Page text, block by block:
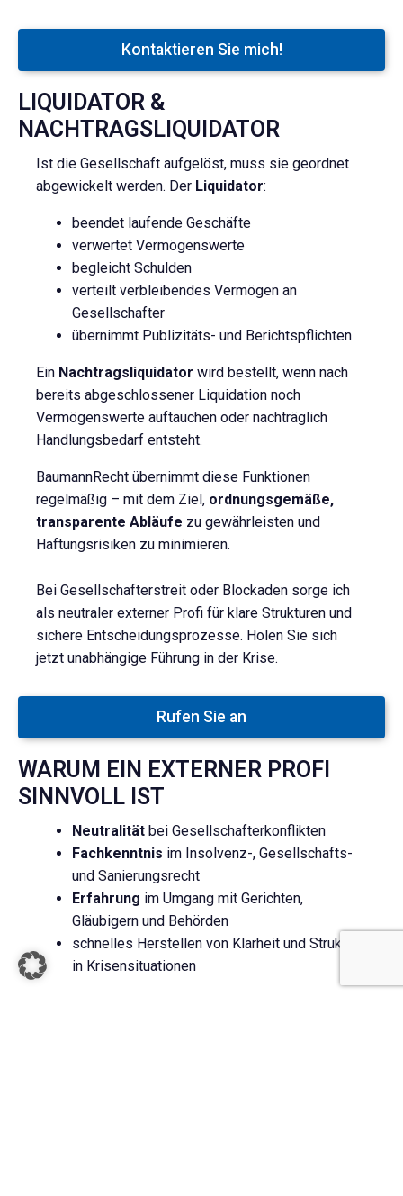
Kontaktieren Sie mich!
LIQUIDATOR &
NACHTRAGSLIQUIDATOR
Ist die Gesellschaft aufgelöst, muss sie geordnet
abgewickelt werden. Der Liquidator:
beendet laufende Geschäfte
verwertet Vermögenswerte
begleicht Schulden
verteilt verbleibendes Vermögen an
Gesellschafter
übernimmt Publizitäts- und Berichtspflichten
Ein Nachtragsliquidator wird bestellt, wenn nach
bereits abgeschlossener Liquidation noch
Vermögenswerte auftauchen oder nachträglich
Handlungsbedarf entsteht.
BaumannRecht übernimmt diese Funktionen
regelmäßig – mit dem Ziel, ordnungsgemäße,
transparente Abläufe zu gewährleisten und
Haftungsrisiken zu minimieren.
Bei Gesellschafterstreit oder Blockaden sorge ich
als neutraler externer Profi für klare Strukturen und
sichere Entscheidungsprozesse. Holen Sie sich
jetzt unabhängige Führung in der Krise.
Rufen Sie an
WARUM EIN EXTERNER PROFI
SINNVOLL IST
Neutralität bei Gesellschafterkonflikten
Fachkenntnis im Insolvenz-, Gesellschafts-
und Sanierungsrecht
Erfahrung im Umgang mit Gerichten,
Gläubigern und Behörden
schnelles Herstellen von Klarheit und Struktur
in Krisensituationen